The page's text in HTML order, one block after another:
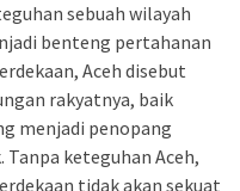
sebuah wilayah
benteng pertahanan
Aceh disebut
rakyatnya, baik
menjadi penopang
keteguhan Aceh,
tidak akan sekuat